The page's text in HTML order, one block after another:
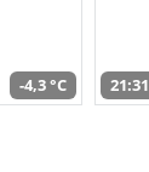
-4,3 °C 21:31